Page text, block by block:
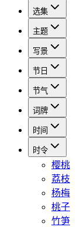
选集
主题
写景
节日
节气
词牌
时间
时令
樱桃
荔枝
杨梅
桃子
竹笋